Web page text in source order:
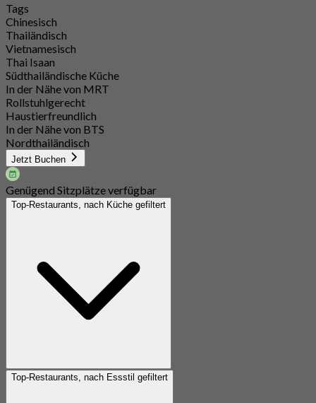
Tags
Chinesisch
Thailändisch
Vietnamesisch
Thai Isaan
Südthailändische Küche
In der Nähe von MRT
Rollstuhlgerecht
Haustierfreundlich
In der Nähe von BTS
Nordthailändisch
Jetzt Buchen
Genügend Sitzplätze verfügbar
Top-Restaurants, nach Küche gefiltert
Top-Restaurants, nach Essstil gefiltert